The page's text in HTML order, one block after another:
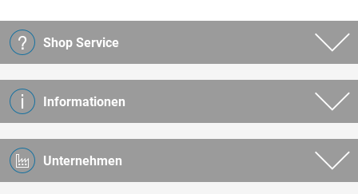
Shop Service
Informationen
Unternehmen